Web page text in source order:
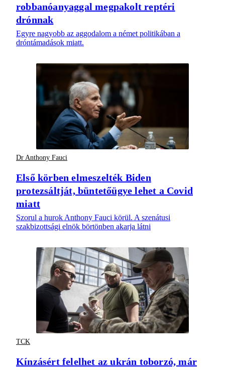
robbanóanyaggal megpakolt reptéri
drónnak
Egyre nagyobb az aggodalom a német politikában a
dróntámadások miatt.
Dr Anthony Fauci
Első körben elmeszelték Biden
protezsáltját, büntetőügye lehet a Covid
miatt
Szorul a hurok Anthony Fauci körül. A szenátusi
szakbizottsági elnök börtönben akarja látni
TCK
Kínzásért felelhet az ukrán toborzó, már